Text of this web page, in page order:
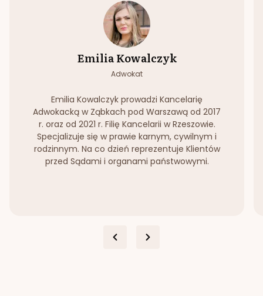
Emilia Kowalczyk
Adwokat
Emilia Kowalczyk prowadzi Kancelarię
Adwokacką w Ząbkach pod Warszawą od 2017
r. oraz od 2021 r. Filię Kancelarii w Rzeszowie.
Specjalizuje się w prawie karnym, cywilnym i
rodzinnym. Na co dzień reprezentuje Klientów
przed Sądami i organami państwowymi.